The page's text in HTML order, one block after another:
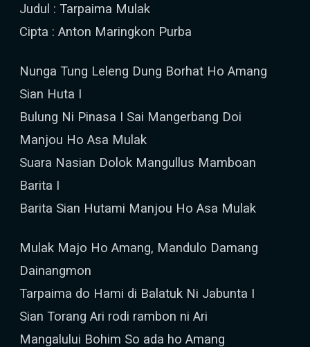
Judul : Tarpaima Mulak
Cipta : Anton Maringkon Purba
Nunga Tung Leleng Dung Borhat Ho Amang
Sian Huta I
Bulung Ni Pinasa I Sai Mangerbang Doi
Manjou Ho Asa Mulak
Suara Nasian Dolok Mangullus Mamboan
Barita I
Barita Sian Hutami Manjou Ho Asa Mulak
Mulak Majo Ho Amang, Mandulo Damang
Dainangmon
Tarpaima do Hami di Balatuk Ni Jabunta I
Sian Torang Ari rodi rambon ni Ari
Mangalului Bohim So ada ho Amang